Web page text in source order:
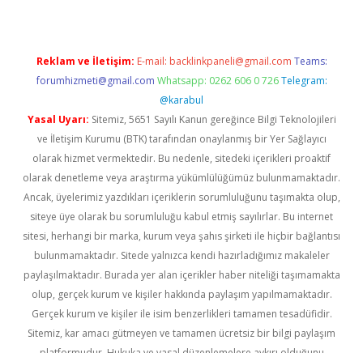
Reklam ve İletişim: E-mail: backlinkpaneli@gmail.com Teams:
forumhizmeti@gmail.com Whatsapp: 0262 606 0 726 Telegram:
@karabul
Yasal Uyarı: Sitemiz, 5651 Sayılı Kanun gereğince Bilgi Teknolojileri
ve İletişim Kurumu (BTK) tarafından onaylanmış bir Yer Sağlayıcı
olarak hizmet vermektedir. Bu nedenle, sitedeki içerikleri proaktif
olarak denetleme veya araştırma yükümlülüğümüz bulunmamaktadır.
Ancak, üyelerimiz yazdıkları içeriklerin sorumluluğunu taşımakta olup,
siteye üye olarak bu sorumluluğu kabul etmiş sayılırlar. Bu internet
sitesi, herhangi bir marka, kurum veya şahıs şirketi ile hiçbir bağlantısı
bulunmamaktadır. Sitede yalnızca kendi hazırladığımız makaleler
paylaşılmaktadır. Burada yer alan içerikler haber niteliği taşımamakta
olup, gerçek kurum ve kişiler hakkında paylaşım yapılmamaktadır.
Gerçek kurum ve kişiler ile isim benzerlikleri tamamen tesadüfidir.
Sitemiz, kar amacı gütmeyen ve tamamen ücretsiz bir bilgi paylaşım